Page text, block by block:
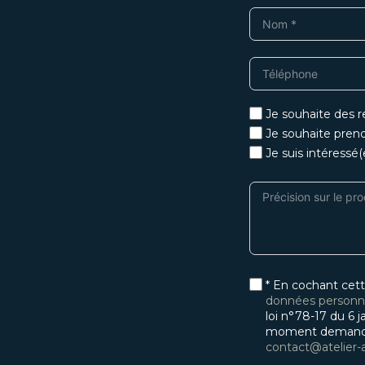
Je souhaite des
Je souhaite
Je suis
* En cochant
données
loi n°78-17 du 6
moment
contact@atelier-